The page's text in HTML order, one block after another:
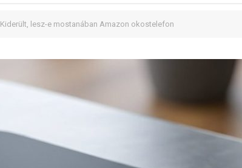
Kiderült, lesz-e mostanában Amazon okostelefon